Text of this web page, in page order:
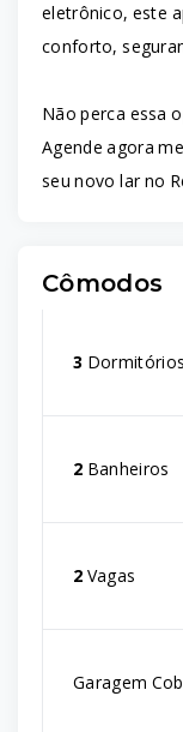
eletrônico, este
conforto,
Não perca essa
Agende agora
seu novo lar no
Cômodos
3
2 Banheiros
2 Vagas
Garagem